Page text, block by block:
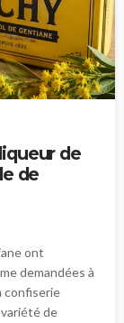
de
de
ont
demandées à
confiserie
de